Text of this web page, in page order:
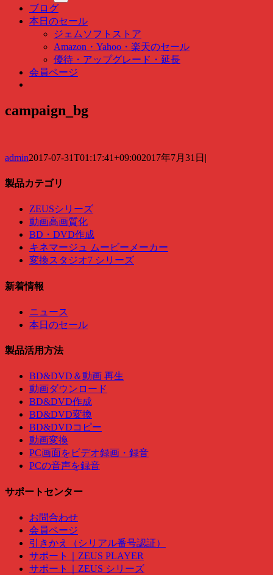
ッ
ク
検
索
…
ブログ
本日のセール
ジェムソフトストア
Amazon・Yahoo・楽天のセール
優待・アップグレード・延長
会員ページ
campaign_bg
admin2017-07-31T01:17:41+09:002017年7月31日 |
製品カテゴリ
ZEUSシリーズ
動画高画質化
BD・DVD作成
キネマージュ ムービーメーカー
変換スタジオ7 シリーズ
新着情報
ニュース
本日のセール
製品活用方法
BD&DVD＆動画 再生
動画ダウンロード
BD&DVD作成
BD&DVD変換
BD&DVDコピー
動画変換
PC画面をビデオ録画・録音
PCの音声を録音
サポートセンター
お問合わせ
会員ページ
引きかえ（シリアル番号認証）
サポート｜ZEUS PLAYER
サポート｜ZEUS シリーズ